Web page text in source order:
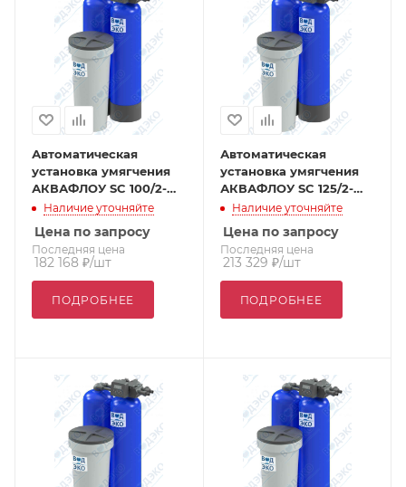
Автоматическая
установка умягчения
АКВАФЛОУ SC 100/2-
VTT1Наличие уточняйте
Цена по запросу
Последняя цена
182 168 ₽/шт
ПОДРОБНЕЕ
Автоматическая
установка умягчения
АКВАФЛОУ SC 125/2-
VTT1Наличие уточняйте
Цена по запросу
Последняя цена
213 329 ₽/шт
ПОДРОБНЕЕ